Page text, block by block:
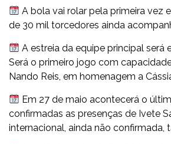
A bola vai rolar pela primeira vez
de 30 mil torcedores ainda
A estreia da equipe principal será
Será o primeiro jogo com
Nando Reis, em homenagem a
Em 27 de maio acontecerá o
confirmadas as presenças de Ivete
internacional, ainda não confirmada,